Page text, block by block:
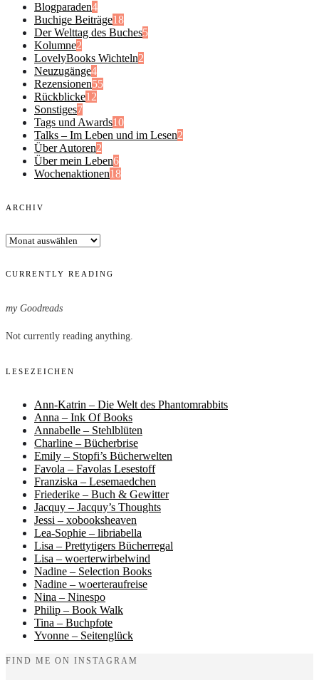
Blogparaden4
Buchige Beiträge18
Der Welttag des Buches5
Kolumne2
LovelyBooks Wichteln2
Neuzugänge4
Rezensionen55
Rückblicke12
Sonstiges7
Tags und Awards10
Talks – Im Leben und im Lesen2
Über Autoren2
Über mein Leben6
Wochenaktionen18
ARCHIV
Archiv
CURRENTLY READING
my Goodreads
Not currently reading anything.
LESEZEICHEN
Ann-Katrin – Die Welt des Phantomrabbits
Anna – Ink Of Books
Annabelle – Stehlblüten
Charline – Bücherbrise
Emily – Stopfi’s Bücherwelten
Favola – Favolas Lesestoff
Franziska – Lesemaedchen
Friederike – Buch & Gewitter
Jacquy – Jacquy’s Thoughts
Jessi – xobooksheaven
Lea-Sophie – libriabella
Lisa – Prettytigers Bücherregal
Lisa – woerterwirbelwind
Nadine – Selection Books
Nadine – woerteraufreise
Nina – Ninespo
Philip – Book Walk
Tina – Buchpfote
Yvonne – Seitenglück
FIND ME ON INSTAGRAM